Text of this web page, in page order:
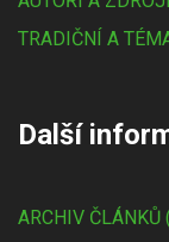
TRADIČNÍ A
Další
ARCHIV